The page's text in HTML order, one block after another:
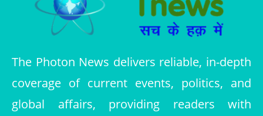
The Photon News delivers reliable, in-depth
coverage of current events, politics, and
global affairs, providing readers with